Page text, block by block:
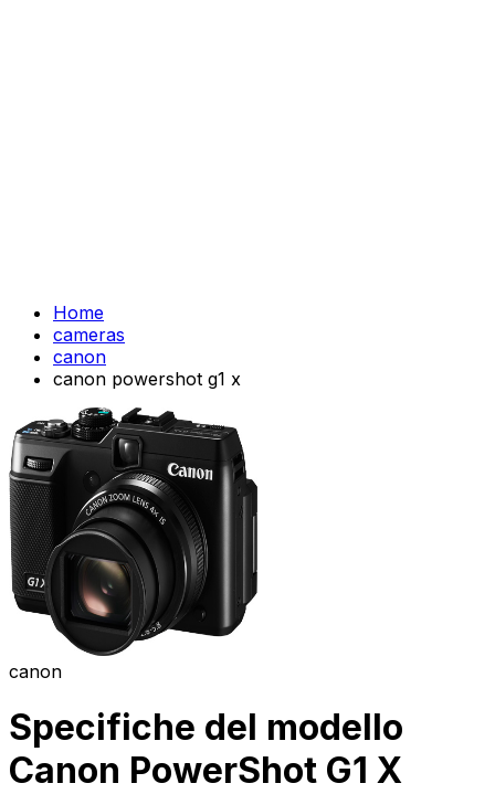
Home
cameras
canon
canon powershot g1 x
canon
Specifiche del modello
Canon PowerShot G1 X